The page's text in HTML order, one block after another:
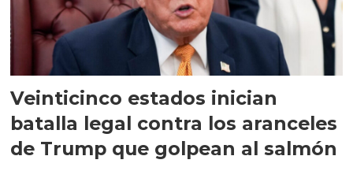
Veinticinco estados inician
batalla legal contra los aranceles
de Trump que golpean al salmón